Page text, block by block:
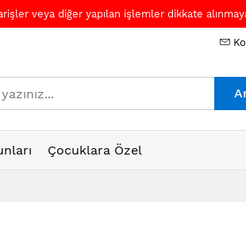
veya diğer yapılan işlemler dikkate
Çocuklara Özel